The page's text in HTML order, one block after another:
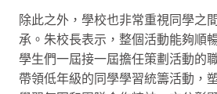
除此之外，學校也非常重視同學之
承。朱校長表示，整個活動能夠順
學生們一屆接一屆擔任策劃活動的
帶領低年級的同學學習統籌活動，